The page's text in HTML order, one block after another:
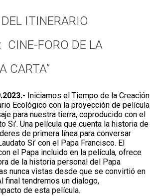
ITINERARIO
CINE-FORO DE LA
CARTA”
Iniciamos el Tiempo de la Creación
Ecológico con la proyección de película
para nuestra tierra, coproducido con el
Si’. Una película que cuenta la historia de
de primera línea para conversar
Si’ con el Papa Francisco. El
el Papa incluido en la película, ofrece
de la historia personal del Papa
nunca vistas desde que se convirtió en
final tendremos un dialogo,
de esta película.